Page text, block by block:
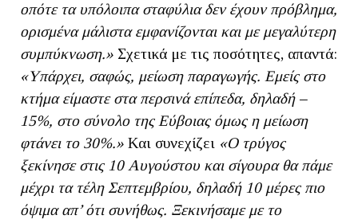
οπότε τα υπόλοιπα σταφύλια δεν έχουν πρόβλημα,
ορισμένα μάλιστα εμφανίζονται και με μεγαλύτερη
συμπύκνωση.» Σχετικά με τις ποσότητες, απαντά:
«Υπάρχει, σαφώς, μείωση παραγωγής. Εμείς στο
κτήμα είμαστε στα περσινά επίπεδα, δηλαδή –
15%, στο σύνολο της Εύβοιας όμως η μείωση
φτάνει το 30%.» Και συνεχίζει «Ο τρύγος
ξεκίνησε στις 10 Αυγούστου και σίγουρα θα πάμε
μέχρι τα τέλη Σεπτεμβρίου, δηλαδή 10 μέρες πιο
όψιμα απ’ ότι συνήθως. Ξεκινήσαμε με το